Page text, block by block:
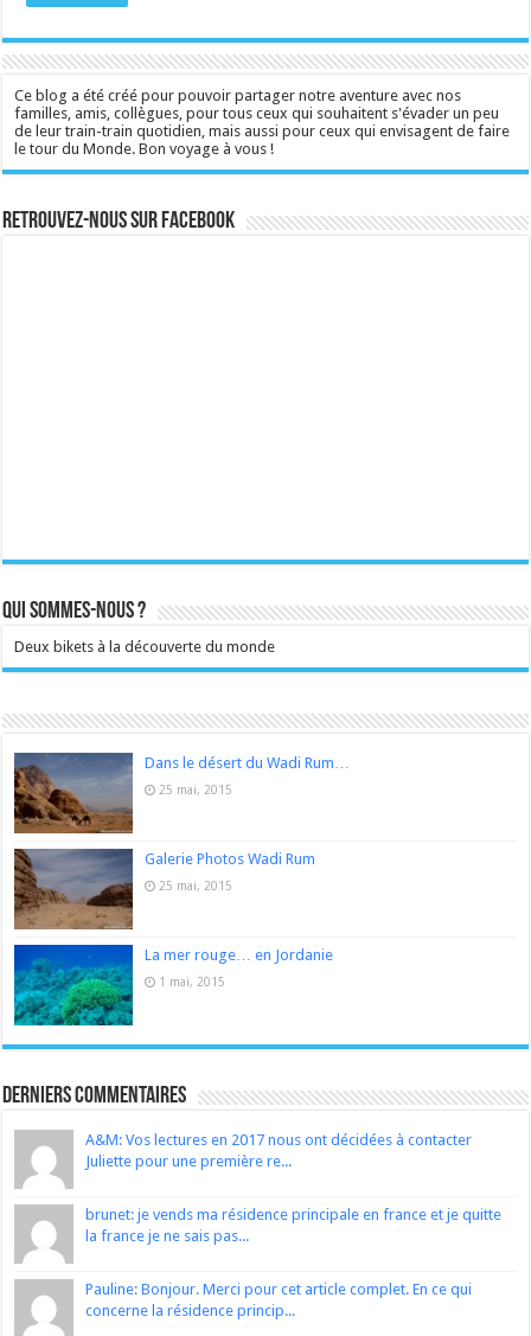
Ce blog a été créé pour pouvoir partager notre aventure avec nos
familles, amis, collègues, pour tous ceux qui souhaitent s'évader un peu
de leur train-train quotidien, mais aussi pour ceux qui envisagent de faire
le tour du Monde. Bon voyage à vous !
Retrouvez-nous sur Facebook
Qui sommes-nous ?
Deux bikets à la découverte du monde
Dans le désert du Wadi Rum…
25 mai, 2015
Galerie Photos Wadi Rum
25 mai, 2015
La mer rouge… en Jordanie
1 mai, 2015
Derniers Commentaires
A&M: Vos lectures en 2017 nous ont décidées à contacter
Juliette pour une première re...
brunet: je vends ma résidence principale en france et je quitte
la france je ne sais pas...
Pauline: Bonjour. Merci pour cet article complet. En ce qui
concerne la résidence princip...